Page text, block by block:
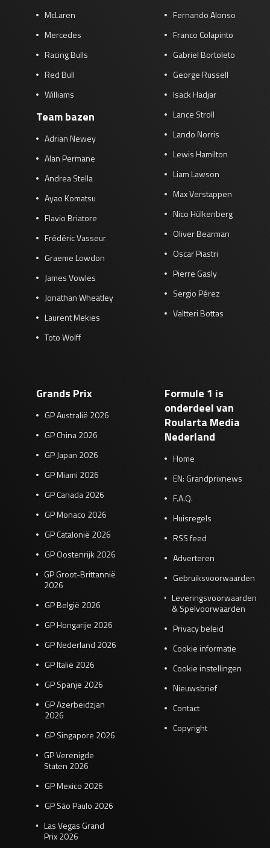
McLaren
Mercedes
Racing Bulls
Red Bull
Williams
Team bazen
Adrian Newey
Alan Permane
Andrea Stella
Ayao Komatsu
Flavio Briatore
Frédéric Vasseur
Graeme Lowdon
James Vowles
Jonathan Wheatley
Laurent Mekies
Toto Wolff
Fernando Alonso
Franco Colapinto
Gabriel Bortoleto
George Russell
Isack Hadjar
Lance Stroll
Lando Norris
Lewis Hamilton
Liam Lawson
Max Verstappen
Nico Hülkenberg
Oliver Bearman
Oscar Piastri
Pierre Gasly
Sergio Pérez
Valtteri Bottas
Grands Prix
GP Australië 2026
GP China 2026
GP Japan 2026
GP Miami 2026
GP Canada 2026
GP Monaco 2026
GP Catalonië 2026
GP Oostenrijk 2026
GP Groot-Brittannië
2026
GP België 2026
GP Hongarije 2026
GP Nederland 2026
GP Italië 2026
GP Spanje 2026
GP Azerbeidzjan
2026
GP Singapore 2026
GP Verenigde
Staten 2026
GP Mexico 2026
GP São Paulo 2026
Las Vegas Grand
Prix 2026
Formule 1 is
onderdeel van
Roularta Media
Nederland
Home
EN: Grandprixnews
F.A.Q.
Huisregels
RSS feed
Adverteren
Gebruiksvoorwaarden
Leveringsvoorwaarden
& Spelvoorwaarden
Privacy beleid
Cookie informatie
Cookie instellingen
Nieuwsbrief
Contact
Copyright